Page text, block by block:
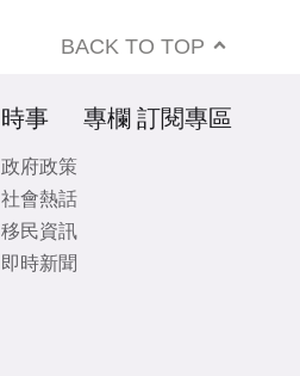
BACK TO TOP
時事
政府政策
社會熱話
移民資訊
即時新聞
專欄 訂閱專區